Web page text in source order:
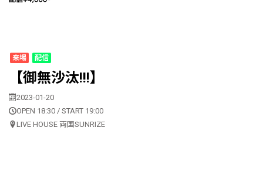
来場 配信
【御無沙汰!!!】
2023-01-20
OPEN 18:30 / START 19:00
LIVE HOUSE 両国SUNRIZE